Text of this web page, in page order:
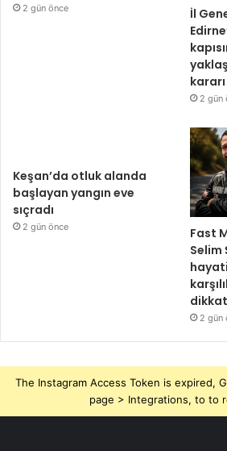
2 gün önce
İl
kararı
2 gün
Keşan’da otluk alanda
başlayan yangın eve
sıçradı
2 gün önce
Fast
Selim
2 gün
The Instagram Access Token is expired,
page > Integrations, to to